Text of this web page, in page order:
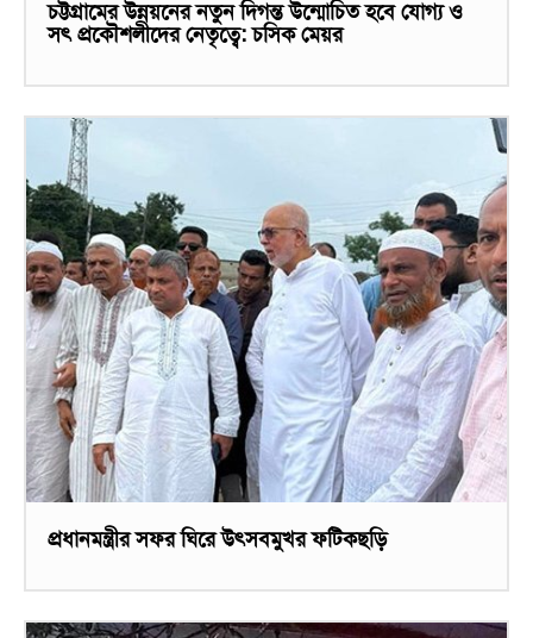
চট্টগ্রামের উন্নয়নের নতুন দিগন্ত উন্মোচিত হবে যোগ্য ও
সৎ প্রকৌশলীদের নেতৃত্বে: চসিক মেয়র
প্রধানমন্ত্রীর সফর ঘিরে উৎসবমুখর ফটিকছড়ি